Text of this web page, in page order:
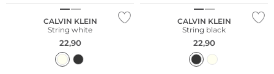
CALVIN KLEIN
String white
22,90
CALVIN KLEIN
String black
22,90